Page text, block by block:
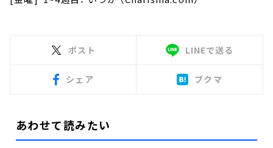
ポスト LINEで送る
シェア ブクマ
あわせて読みたい